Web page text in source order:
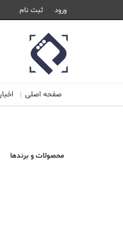
ورود ثبت نام
صفحه اصلی اخبار
محصولات و برندها